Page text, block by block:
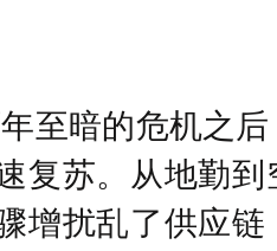
至暗的危机之
复苏。从地勤
增扰乱了供应